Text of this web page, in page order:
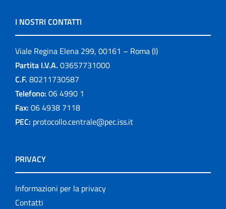
I NOSTRI CONTATTI
Viale Regina Elena 299, 00161 – Roma (I)
Partita I.V.A. 03657731000
C.F. 80211730587
Telefono: 06 4990 1
Fax: 06 4938 7118
PEC: protocollo.centrale@pec.iss.it
PRIVACY
Informazioni per la privacy
Contatti